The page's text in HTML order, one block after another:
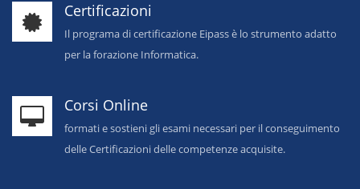
Certificazioni
Il programa di certificazione Eipass è lo strumento adatto
per la forazione Informatica.
Corsi Online
formati e sostieni gli esami necessari per il conseguimento
delle Certificazioni delle competenze acquisite.